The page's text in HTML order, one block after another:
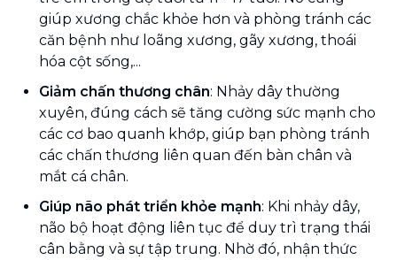
giúp xương chắc khỏe hơn và phòng tránh các
căn bệnh như loãng xương, gãy xương, thoái
hóa cột sống,...
Giảm chấn thương chân: Nhảy dây thường
xuyên, đúng cách sẽ tăng cường sức mạnh cho
các cơ bao quanh khớp, giúp bạn phòng tránh
các chấn thương liên quan đến bàn chân và
mắt cá chân.
Giúp não phát triển khỏe mạnh: Khi nhảy dây,
não bộ hoạt động liên tục để duy trì trạng thái
cân bằng và sự tập trung. Nhờ đó, nhận thức